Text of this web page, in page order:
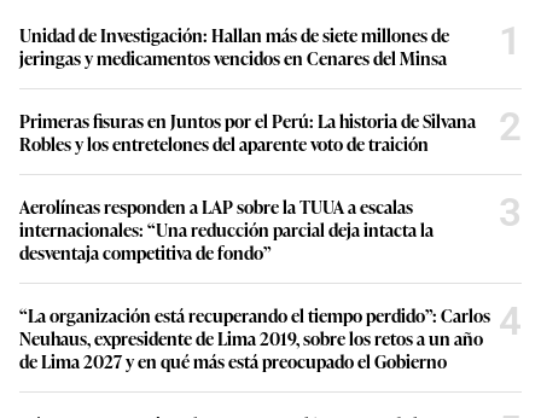
Unidad de Investigación: Hallan más de siete millones de
jeringas y medicamentos vencidos en Cenares del Minsa
1
Primeras fisuras en Juntos por el Perú: La historia de Silvana
Robles y los entretelones del aparente voto de traición
2
Aerolíneas responden a LAP sobre la TUUA a escalas
internacionales: “Una reducción parcial deja intacta la
desventaja competitiva de fondo”
3
“La organización está recuperando el tiempo perdido”: Carlos
Neuhaus, expresidente de Lima 2019, sobre los retos a un año
de Lima 2027 y en qué más está preocupado el Gobierno
4